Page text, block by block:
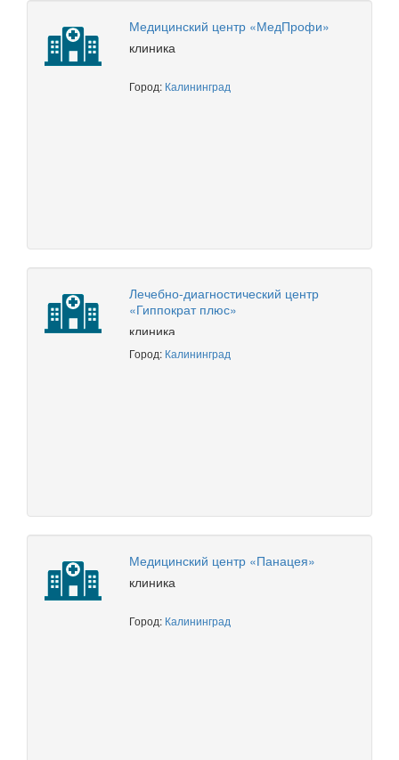
Медицинский центр «МедПрофи»
клиника
Город: Калининград
Лечебно-диагностический центр
«Гиппократ плюс»
клиника
Город: Калининград
Медицинский центр «Панацея»
клиника
Город: Калининград